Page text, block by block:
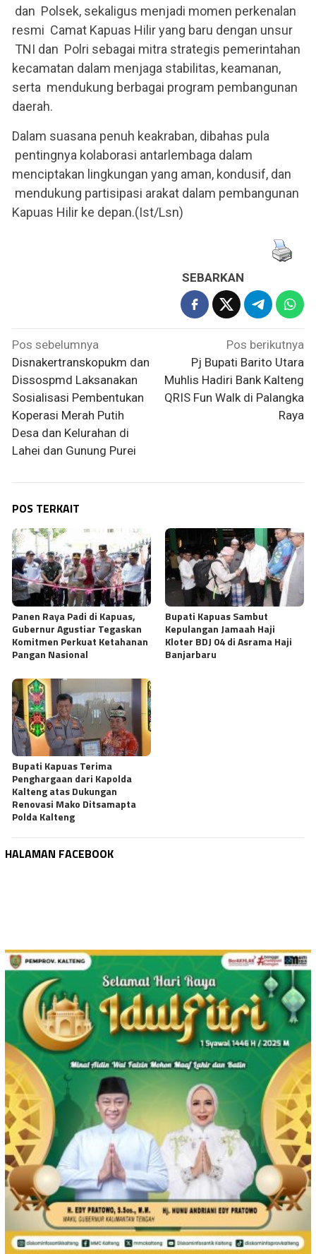
dan Polsek, sekaligus menjadi momen perkenalan
resmi Camat Kapuas Hilir yang baru dengan unsur
TNI dan Polri sebagai mitra strategis pemerintahan
kecamatan dalam menjaga stabilitas, keamanan,
serta mendukung berbagai program pembangunan
daerah.
Dalam suasana penuh keakraban, dibahas pula
pentingnya kolaborasi antarlembaga dalam
menciptakan lingkungan yang aman, kondusif, dan
mendukung partisipasi arakat dalam pembangunan
Kapuas Hilir ke depan.(Ist/Lsn)
SEBARKAN
Navigasi
pos
Pos sebelumnya
Disnakertranskopukm dan
Dissospmd Laksanakan
Sosialisasi Pembentukan
Koperasi Merah Putih
Desa dan Kelurahan di
Lahei dan Gunung Purei
Pos berikutnya
Pj Bupati Barito Utara
Muhlis Hadiri Bank Kalteng
QRIS Fun Walk di Palangka
Raya
POS TERKAIT
Panen Raya Padi di Kapuas,
Gubernur Agustiar Tegaskan
Komitmen Perkuat Ketahanan
Pangan Nasional
Bupati Kapuas Sambut
Kepulangan Jamaah Haji
Kloter BDJ 04 di Asrama Haji
Banjarbaru
Bupati Kapuas Terima
Penghargaan dari Kapolda
Kalteng atas Dukungan
Renovasi Mako Ditsamapta
Polda Kalteng
HALAMAN FACEBOOK